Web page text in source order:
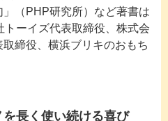
」（PHP研究所）など著書は
ーイズ代表取締役、株式会
締役、横浜ブリキのおもち
長く使い続ける喜び